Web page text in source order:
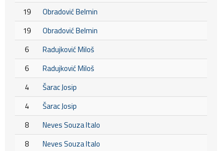
19
Obradović Belmin
19
Obradović Belmin
6
Radujković Miloš
6
Radujković Miloš
4
Šarac Josip
4
Šarac Josip
8
Neves Souza Italo
8
Neves Souza Italo